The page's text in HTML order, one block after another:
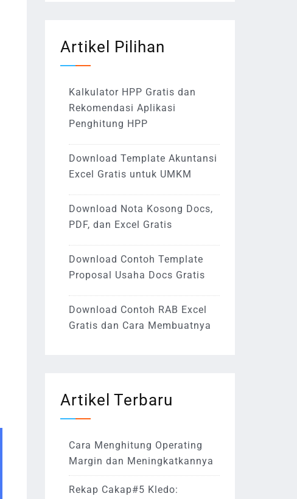
Artikel Pilihan
Kalkulator HPP Gratis dan
Rekomendasi Aplikasi
Penghitung HPP
Download Template Akuntansi
Excel Gratis untuk UMKM
Download Nota Kosong Docs,
PDF, dan Excel Gratis
Download Contoh Template
Proposal Usaha Docs Gratis
Download Contoh RAB Excel
Gratis dan Cara Membuatnya
Artikel Terbaru
Cara Menghitung Operating
Margin dan Meningkatkannya
Rekap Cakap#5 Kledo: